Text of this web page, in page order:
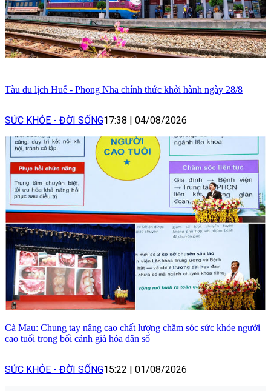
Tàu du lịch Huế - Phong Nha chính thức khởi hành ngày 28/8
SỨC KHỎE - ĐỜI SỐNG17:38 | 04/08/2026
Cà Mau: Chung tay nâng cao chất lượng chăm sóc sức khỏe người
cao tuổi trong bối cảnh già hóa dân số
SỨC KHỎE - ĐỜI SỐNG15:22 | 01/08/2026